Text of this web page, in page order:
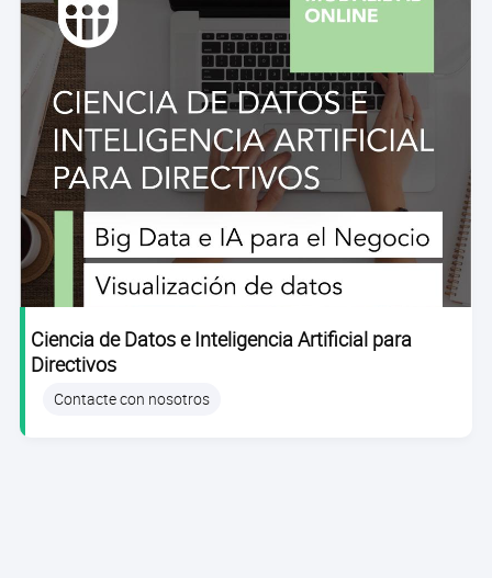
Ciencia de Datos e Inteligencia Artificial para
Directivos
Contacte con nosotros